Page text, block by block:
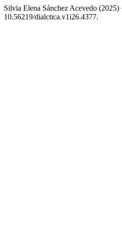
Silvia Elena Sánchez Acevedo
10.56219/dialctica.v1i26.4377.